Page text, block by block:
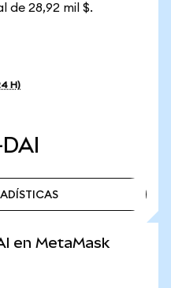
28,92 mil $.
H)
en MetaMask